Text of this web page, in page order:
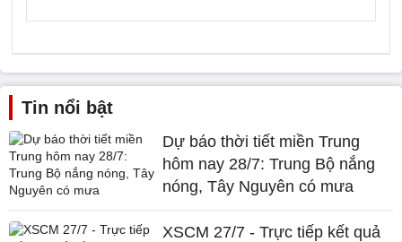
Tin nổi bật
Dự báo thời tiết miền Trung
hôm nay 28/7: Trung Bộ nắng
nóng, Tây Nguyên có mưa
XSCM 27/7 - Trực tiếp kết quả